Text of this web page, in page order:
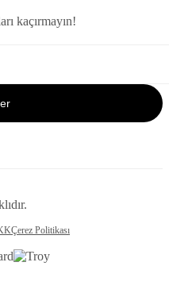
kaçırmayın!
Çerez Politikası